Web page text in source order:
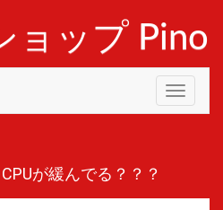
ョップ Pino
Toggle
CPUが緩んでる？？？